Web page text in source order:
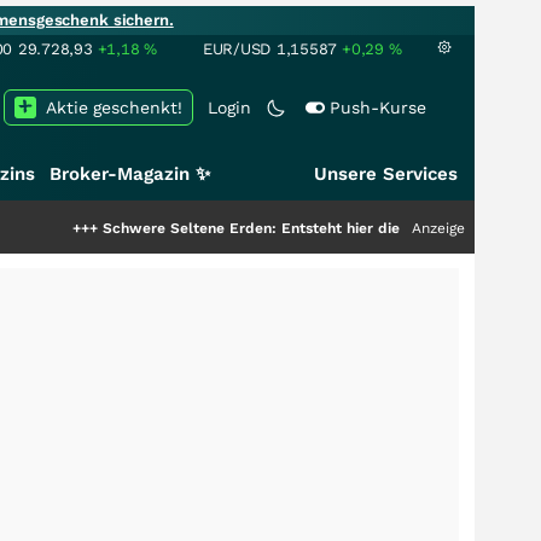
sichern.
29.728,93 +1,18% EUR/USD 1,15587 +0,29 %
Login Push-Kurse
Aktie geschenkt!
Broker-Magazin ✨ Unsere Services
Schwere Seltene Erden: Entsteht hier die nächste Milliardenstory?
Anzeige